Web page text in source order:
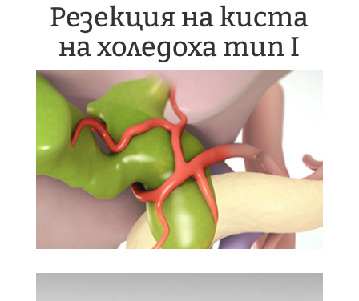
Резекция на киста
на холедоха тип I